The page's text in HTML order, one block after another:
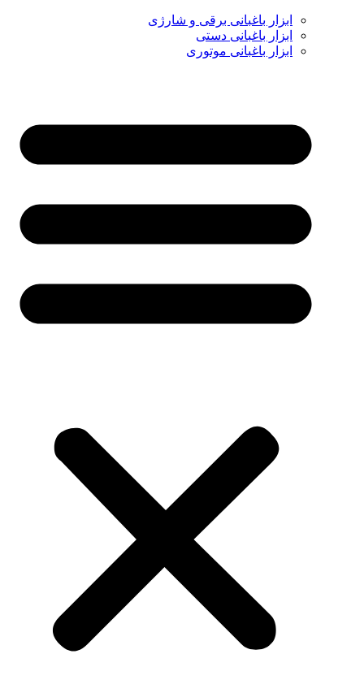
ابزار باغبانی برقی و شارژی
ابزار باغبانی دستی
ابزار باغبانی موتوری